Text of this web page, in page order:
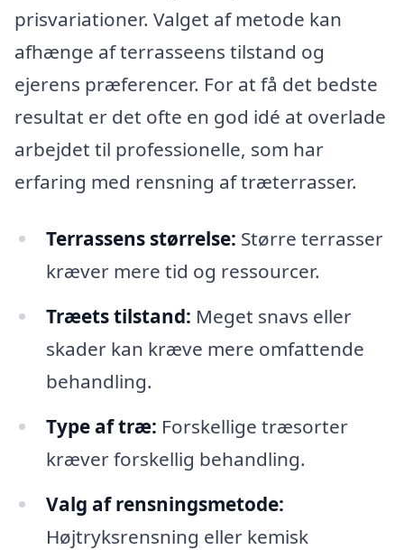
prisvariationer. Valget af metode kan
afhænge af terrasseens tilstand og
ejerens præferencer. For at få det bedste
resultat er det ofte en god idé at overlade
arbejdet til professionelle, som har
erfaring med rensning af træterrasser.
Terrassens størrelse: Større terrasser
kræver mere tid og ressourcer.
Træets tilstand: Meget snavs eller
skader kan kræve mere omfattende
behandling.
Type af træ: Forskellige træsorter
kræver forskellig behandling.
Valg af rensningsmetode:
Højtryksrensning eller kemisk